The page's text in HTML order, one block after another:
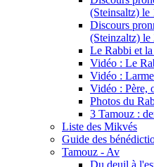
(Steinsaltz) le
Discours
(Steinzaltz)
Le Rabbi et
Vidéo : Le
Vidéo :
Vidéo : Père,
Photos du
3 Tamouz :
Liste des Mikvés
Guide des
Tamouz - Av
Du deuil à